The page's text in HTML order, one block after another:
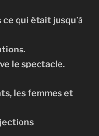
qui était jusqu’à
le spectacle.
les femmes et